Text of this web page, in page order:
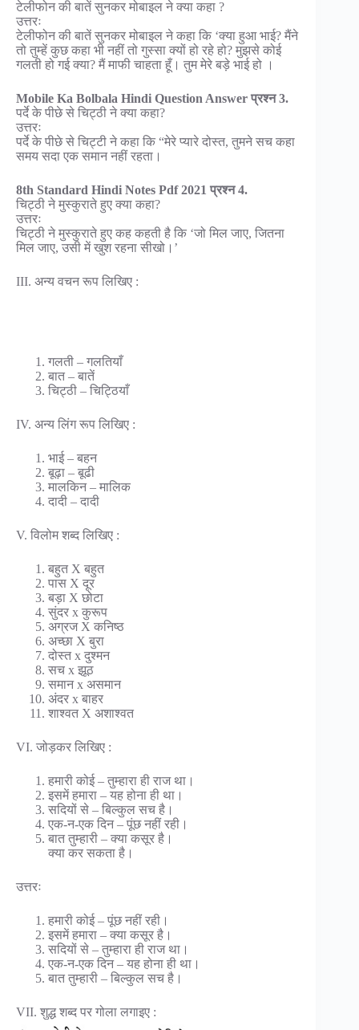
टेलीफोन की बातें सुनकर मोबाइल ने क्या कहा ?
उत्तरः
टेलीफोन की बातें सुनकर मोबाइल ने कहा कि ‘क्या हुआ भाई? मैंने
तो तुम्हें कुछ कहा भी नहीं तो गुस्सा क्यों हो रहे हो? मुझसे कोई
गलती हो गई क्या? मैं माफी चाहता हूँ। तुम मेरे बड़े भाई हो ।
Mobile Ka Bolbala Hindi Question Answer प्रश्न 3.
पर्दे के पीछे से चिट्ठी ने क्या कहा?
उत्तरः
पर्दे के पीछे से चिट्टी ने कहा कि “मेरे प्यारे दोस्त, तुमने सच कहा
समय सदा एक समान नहीं रहता।
8th Standard Hindi Notes Pdf 2021 प्रश्न 4.
चिट्ठी ने मुस्कुराते हुए क्या कहा?
उत्तरः
चिट्ठी ने मुस्कुराते हुए कह कहती है कि ‘जो मिल जाए, जितना
मिल जाए, उसी में खुश रहना सीखो।’
III. अन्य वचन रूप लिखिए :
गलती – गलतियाँ
बात – बातें
चिट्ठी – चिट्ठियाँ
IV. अन्य लिंग रूप लिखिए :
भाई – बहन
बूढ़ा – बूढी
मालकिन – मालिक
दादी – दादी
V. विलोम शब्द लिखिए :
बहुत X बहुत
पास X दूर
बड़ा X छोटा
सुंदर x कुरूप
अग्रज X कनिष्ठ
अच्छा X बुरा
दोस्त x दुश्मन
सच x झूठ
समान x असमान
अंदर x बाहर
शाश्वत X अशाश्वत
VI. जोड़कर लिखिए :
हमारी कोई – तुम्हारा ही राज था।
इसमें हमारा – यह होना ही था।
सदियों से – बिल्कुल सच है।
एक-न-एक दिन – पूंछ नहीं रही।
बात तुम्हारी – क्या कसूर है।
क्या कर सकता है।
उत्तरः
हमारी कोई – पूंछ नहीं रही।
इसमें हमारा – क्या कसूर है।
सदियों से – तुम्हारा ही राज था।
एक-न-एक दिन – यह होना ही था।
बात तुम्हारी – बिल्कुल सच है।
VII. शुद्ध शब्द पर गोला लगाइए :